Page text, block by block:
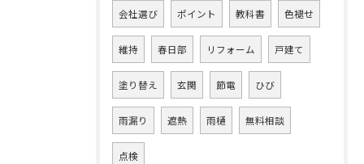
会社選び ポイント 教科書 色褪せ
維持 春日部 リフォーム 戸建て
塗り替え 玄関 節電 ひび
雨漏り 遮熱 雨樋 無料相談
点検